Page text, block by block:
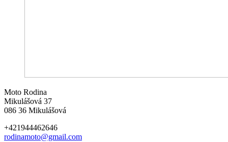
Moto Rodina
Mikulášová 37
086 36 Mikulášová
+421944462646
rodinamoto@gmail.com